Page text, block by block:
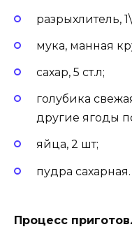
разрыхлитель,
мука, манная
сахар, 5 ст.л;
голубика
другие ягоды
яйца, 2 шт;
пудра сахарная.
Процесс